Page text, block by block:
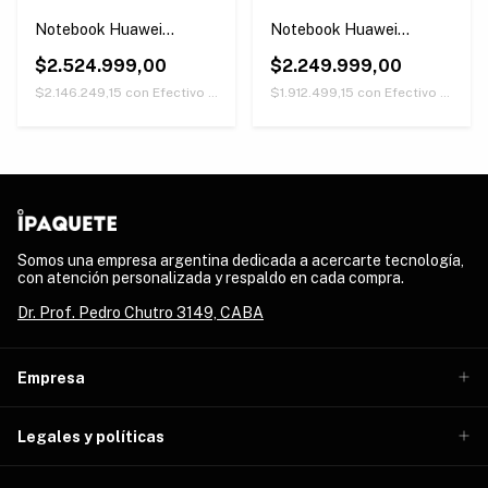
Notebook Huawei
16gb Ram 512gb Ssd 16''
$2.524.999,00
$2.146.249,15 con Efectivo (Únicamente retirando en nuestras sucursales)
Notebook Huawei
8gb Ram 512gb Ssd 14''
$2.249.999,00
$1.912.499,15 con Efectivo (Únicamente retirando en nuestras sucursales)
Somos una empresa argentina dedicada a acercarte tecnología,
con atención personalizada y respaldo en cada compra.
Dr. Prof. Pedro Chutro 3149, CABA
Empresa
Legales y políticas